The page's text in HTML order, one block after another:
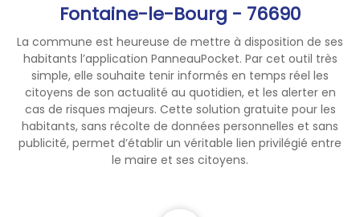
Fontaine-le-Bourg - 76690
La commune est heureuse de mettre à disposition de ses
habitants l’application PanneauPocket. Par cet outil très
simple, elle souhaite tenir informés en temps réel les
citoyens de son actualité au quotidien, et les alerter en
cas de risques majeurs. Cette solution gratuite pour les
habitants, sans récolte de données personnelles et sans
publicité, permet d’établir un véritable lien privilégié entre
le maire et ses citoyens.
Du lundi 17 au vendredi 21
août, les horaires d'ouverture
sont les suivants :
- Lundi de 13h30 à 17h00
- Mardi de 13h30 à 17h00
- Mercredi de 8h30 à 12h00
- Jeudi de 13h30 à 17h00
- Vendredi de 13h30 à 17h00